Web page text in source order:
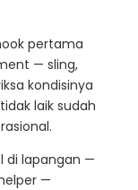
pertama
— sling,
kondisinya
laik sudah
di lapangan —
—